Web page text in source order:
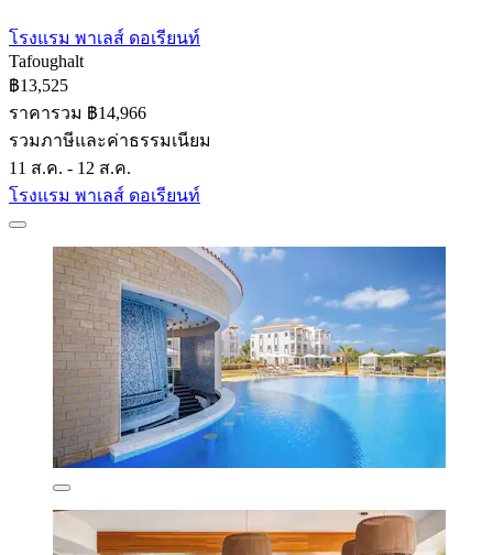
โรงแรม พาเลส์ ดอเรียนท์
Tafoughalt
฿13,525
ราคารวม ฿14,966
รวมภาษีและค่าธรรมเนียม
11 ส.ค. - 12 ส.ค.
โรงแรม พาเลส์ ดอเรียนท์